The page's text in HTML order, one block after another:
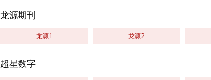
龙源期刊
龙源1 龙源2
超星数字